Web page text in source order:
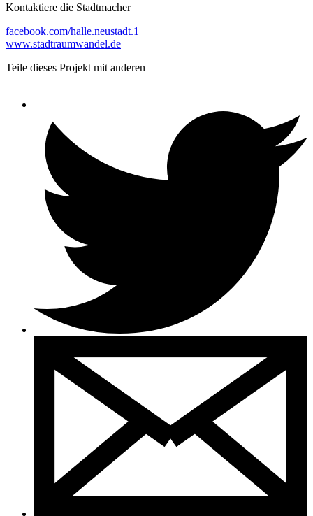
Kontaktiere die Stadtmacher
facebook.com/halle.neustadt.1
www.stadtraumwandel.de
Teile dieses Projekt mit anderen